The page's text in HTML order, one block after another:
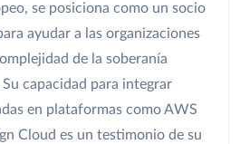
se posiciona como un socio
ayudar a las organizaciones
de la soberanía
capacidad para integrar
en plataformas como AWS
Cloud es un testimonio de su